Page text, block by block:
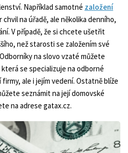
Například samotné založení
na úřadě, ale několika denního,
V případě, že si chcete ušetřit
než starosti se založením své
na slovo vzaté můžete
se specializuje na odborné
ale i jejím vedení. Ostatně blíže
seznámit na její domovské
na adrese gatax.cz.